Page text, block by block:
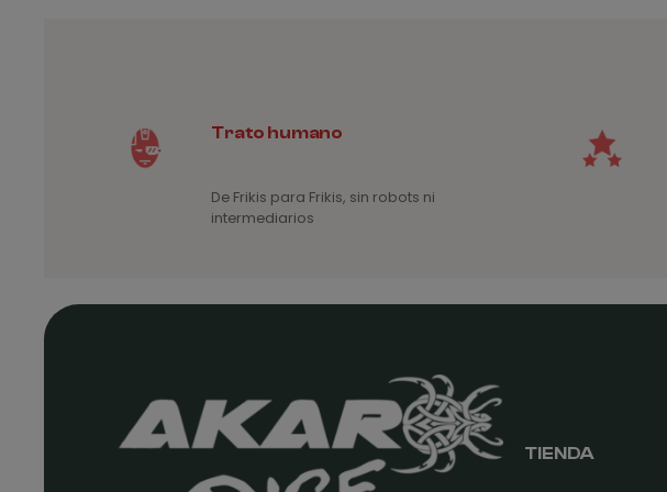
Trato humano
De Frikis para Frikis, sin robots ni
intermediarios
TIENDA